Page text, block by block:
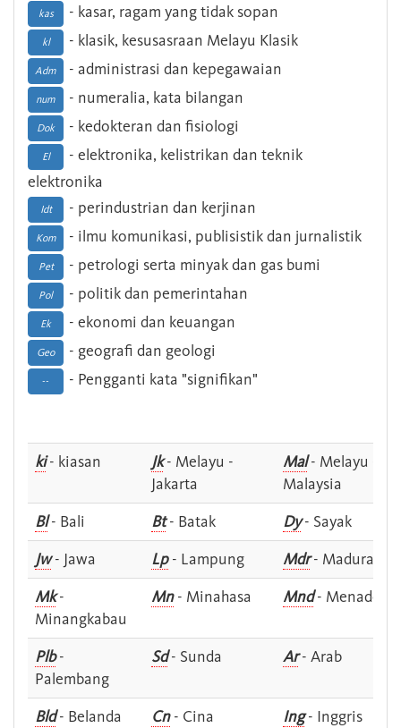
kas - kasar, ragam yang tidak sopan
kl - klasik, kesusasraan Melayu Klasik
Adm - administrasi dan kepegawaian
num - numeralia, kata bilangan
Dok - kedokteran dan fisiologi
El
- elektronika, kelistrikan dan teknik
elektronika
Idt - perindustrian dan kerjinan
Kom - ilmu komunikasi, publisistik dan jurnalistik
Pet - petrologi serta minyak dan gas bumi
Pol - politik dan pemerintahan
Ek - ekonomi dan keuangan
Geo - geografi dan geologi
-- - Pengganti kata "signifikan"
ki- kiasan Jk- Melayu -
Jakarta
Mal- Melayu -
Malaysia
Bl- Bali Bt- Batak Dy- Sayak
Jw- Jawa Lp- Lampung Mdr- Madura
Mk-
Minangkabau
Mn- Minahasa Mnd- Menado
Plb-
Palembang
Sd- Sunda Ar- Arab
Bld- Belanda Cn- Cina Ing- Inggris